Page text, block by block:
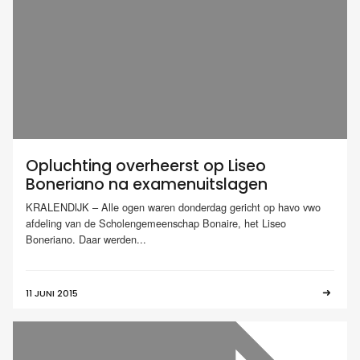
Opluchting overheerst op Liseo
Boneriano na examenuitslagen
KRALENDIJK – Alle ogen waren donderdag gericht op havo vwo
afdeling van de Scholengemeenschap Bonaire, het Liseo
Boneriano. Daar werden...
11 JUNI 2015